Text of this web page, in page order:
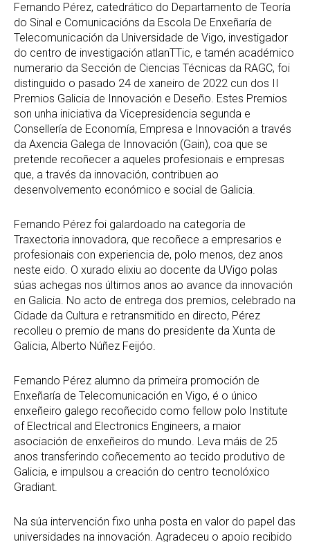
Fernando Pérez, catedrático do Departamento de Teoría
do Sinal e Comunicacións da Escola De Enxeñaría de
Telecomunicación da Universidade de Vigo, investigador
do centro de investigación atlanTTic, e tamén académico
numerario da Sección de Ciencias Técnicas da RAGC, foi
distinguido o pasado 24 de xaneiro de 2022 cun dos II
Premios Galicia de Innovación e Deseño. Estes Premios
son unha iniciativa da Vicepresidencia segunda e
Consellería de Economía, Empresa e Innovación a través
da Axencia Galega de Innovación (Gain), coa que se
pretende recoñecer a aqueles profesionais e empresas
que, a través da innovación, contribuen ao
desenvolvemento económico e social de Galicia.
Fernando Pérez foi galardoado na categoría de
Traxectoria innovadora, que recoñece a empresarios e
profesionais con experiencia de, polo menos, dez anos
neste eido. O xurado elixiu ao docente da UVigo polas
súas achegas nos últimos anos ao avance da innovación
en Galicia. No acto de entrega dos premios, celebrado na
Cidade da Cultura e retransmitido en directo, Pérez
recolleu o premio de mans do presidente da Xunta de
Galicia, Alberto Núñez Feijóo.
Fernando Pérez alumno da primeira promoción de
Enxeñaría de Telecomunicación en Vigo, é o único
enxeñeiro galego recoñecido como fellow polo Institute
of Electrical and Electronics Engineers, a maior
asociación de enxeñeiros do mundo. Leva máis de 25
anos transferindo coñecemento ao tecido produtivo de
Galicia, e impulsou a creación do centro tecnolóxico
Gradiant.
Na súa intervención fixo unha posta en valor do papel das
universidades na innovación. Agradeceu o apoio recibido